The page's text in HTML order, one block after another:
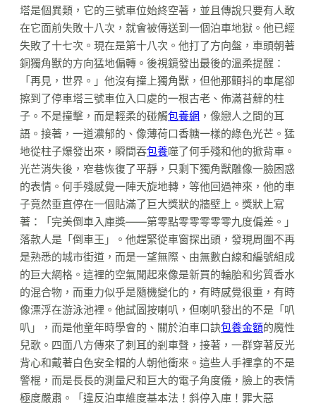
塔是個異類，它的三號車位始終空著，並且傳說只要有人敢
在它面前失敗十八次，就會被傳送到一個泊車地獄。他已經
失敗了十七次。現在是第十八次。他打了方向盤，車頭朝著
銅獨角獸的方向猛地偏轉。後視鏡發出最後的溫柔提醒：
「再見，世界。」他沒有撞上獨角獸，但他那顫抖的車尾卻
擦到了停車塔三號車位入口處的一根古老、佈滿苔蘚的柱
子。不是撞擊，而是輕柔的碰觸包養網 ，像戀人之間的耳
語。接著，一道濃郁的、像薄荷口香糖一樣的綠色光芒。猛
地從柱子爆發出來，瞬間吞包養噬了何手殘和他的掀背車。
光芒消失後，窄巷恢復了平靜，只剩下獨角獸雕像一臉困惑
的表情。何手殘感覺一陣天旋地轉，等他回過神來，他的車
子竟然垂直停在一個貼滿了巨大獎狀的牆壁上。獎狀上寫
著：「完美倒車入庫獎——第零點零零零零零九度偏差。」
落款人是「倒車王」。他趕緊從車窗探出頭，發現周圍不再
是熟悉的城市街道，而是一望無際、由無數白線和編號組成
的巨大網格。這裡的空氣聞起來像是新買的輪胎和劣質香水
的混合物，而重力似乎是隨機變化的，有時感覺很重，有時
像漂浮在游泳池裡。他試圖按喇叭，但喇叭發出的不是「叭
叭」，而是他童年時學會的、關於泊車口訣包養金額的魔性
兒歌。四面八方傳來了刺耳的剎車聲，接著，一群穿著反光
背心和戴著白色安全帽的人朝他衝來。這些人手裡拿的不是
警棍，而是長長的測量尺和巨大的電子角度儀，臉上的表情
極度嚴肅。「違反泊車維度基本法！斜停入庫！罪大惡